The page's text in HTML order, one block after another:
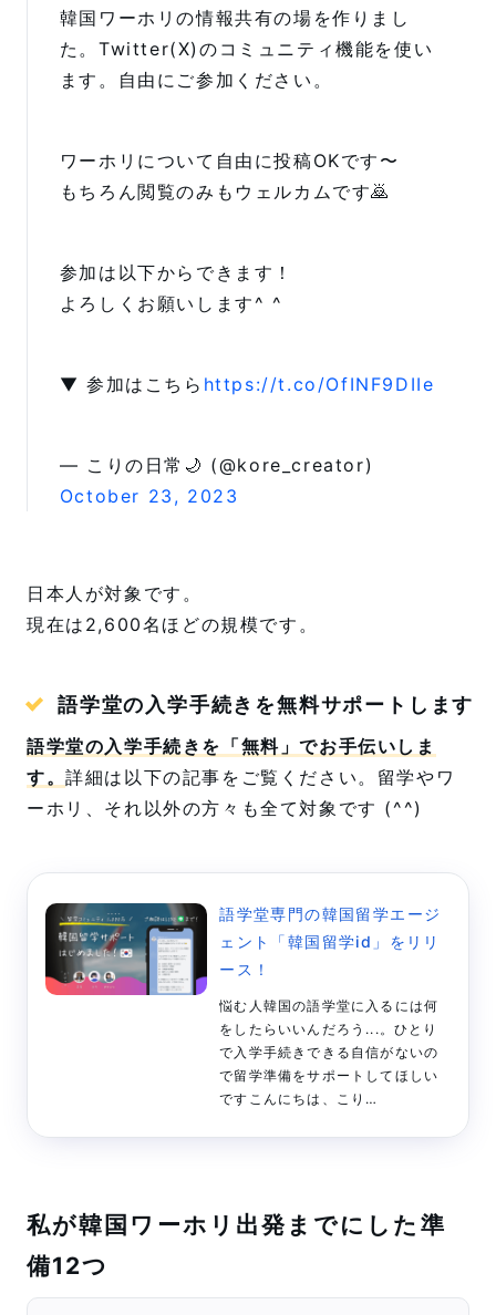
韓国ワーホリの情報共有の場を作りまし
た。Twitter(X)のコミュニティ機能を使い
ます。自由にご参加ください。
ワーホリについて自由に投稿OKです〜
もちろん閲覧のみもウェルカムです🙇
参加は以下からできます！
よろしくお願いします^ ^
▼ 参加はこちら https://t.co/OfINF9DIIe
— こりの日常🌙 (@kore_creator)
October 23, 2023
日本人が対象です。
現在は2,600名ほどの規模です。
語学堂の入学手続きを無料サポートします
語学堂の入学手続きを「無料」でお手伝いしま
す。詳細は以下の記事をご覧ください。留学やワ
ーホリ、それ以外の方々も全て対象です (^^)
語学堂専門の韓国留学エージ
ェント「韓国留学id」をリリ
ース！
悩む人韓国の語学堂に入るには何
をしたらいいんだろう...。ひとり
で入学手続きできる自信がないの
で留学準備をサポートしてほしい
ですこんにちは、こり
のたび #韓国留学id は公式アカウ
ントを開設いたしました！韓国の
私が韓国ワーホリ出発までにした準
備12つ